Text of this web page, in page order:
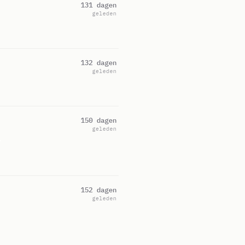
131 dagen
geleden
132 dagen
geleden
150 dagen
geleden
152 dagen
geleden